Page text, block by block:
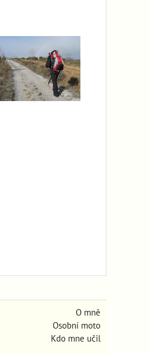
O mně
Osobní moto
Kdo mne učil